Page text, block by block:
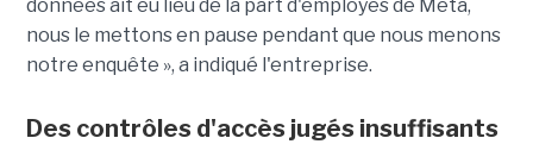
données ait eu lieu de la part d'employés de Meta,
nous le mettons en pause pendant que nous menons
notre enquête », a indiqué l'entreprise.
Des contrôles d'accès jugés insuffisants